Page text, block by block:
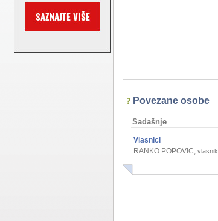
Povezane osobe
Sadašnje
Vlasnici
RANKO POPOVIĆ, vlasnik